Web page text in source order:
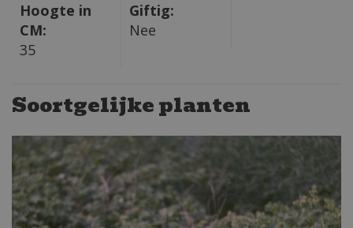
Hoogte in
CM:
35
Giftig:
Nee
Soortgelijke planten